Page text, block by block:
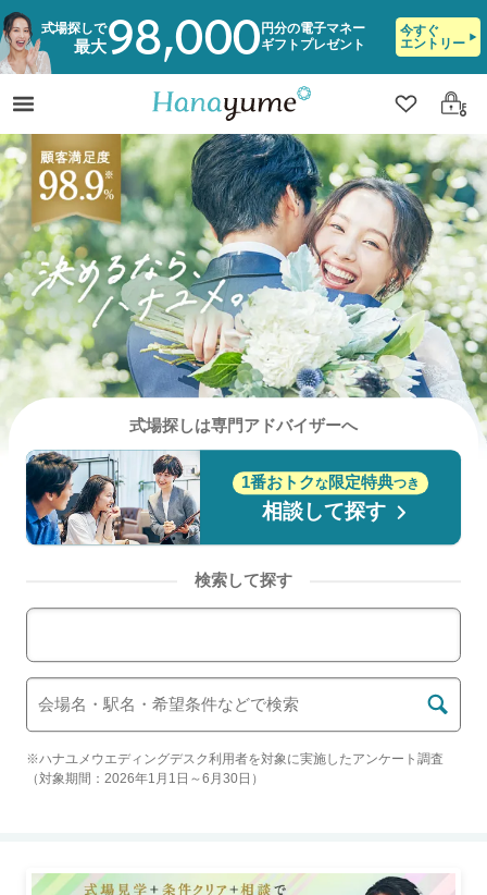
式場探しで
最大98,000 円分の電子マネー
ギフトプレゼント
今すぐ
エントリー
クリップ
ログ
式場探しは専門アドバイザーへ
1番おトクな限定特典つき
相談して探す
検索して探す
※ハナユメウエディングデスク利用者を対象に実施したアンケート調査
（対象期間：2026年1月1日～6月30日）